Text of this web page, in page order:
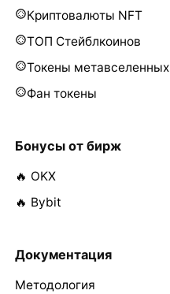
Криптовалюты NFT
ТОП Стейблкоинов
Токены метавселенных
Фан токены
Бонусы от бирж
🔥 OKX
🔥 Bybit
Документация
Методология